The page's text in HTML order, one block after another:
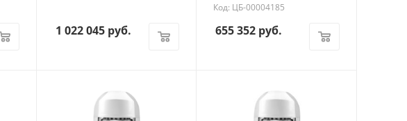
1 022 045руб.
Код: ЦБ-00004185
655 352 руб.